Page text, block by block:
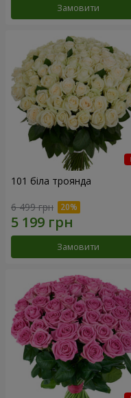
Замовити
101 біла троянда
6 499 грн
Замовити